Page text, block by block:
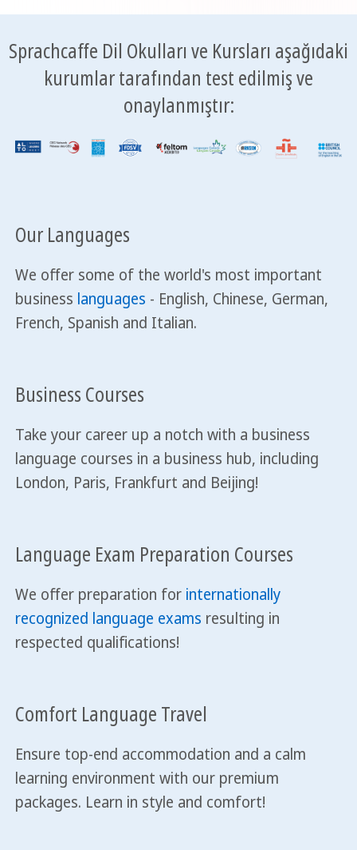
Sprachcaffe Dil Okulları ve Kursları aşağıdaki
kurumlar tarafından test edilmiş ve
onaylanmıştır:
Our Languages
We offer some of the world's most important
business languages - English, Chinese, German,
French, Spanish and Italian.
Business Courses
Take your career up a notch with a business
language courses in a business hub, including
London, Paris, Frankfurt and Beijing!
Language Exam Preparation Courses
We offer preparation for internationally
recognized language exams resulting in
respected qualifications!
Comfort Language Travel
Ensure top-end accommodation and a calm
learning environment with our premium
packages. Learn in style and comfort!